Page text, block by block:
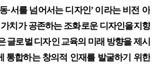
·서를 넘어서는 디자인’ 이라는 비전 아
치가 공존하는 조화로운 디자인을지향
글로벌 디자인 교육의 미래 방향을 제시
통합하는 창의적 인재를 발굴하기 위한